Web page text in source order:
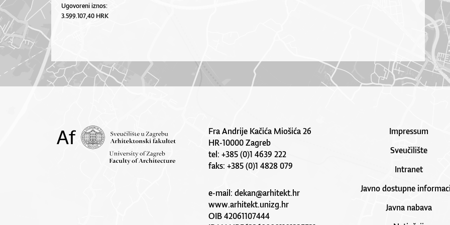
Ugovoreni iznos:
3.599.107,40 HRK
Fra Andrije Kačića Miošića 26
HR-10000 Zagreb
tel: +385 (0)1 4639 222
faks: +385 (0)1 4828 079
e-mail:dekan@arhitekt.hr
www.arhitekt.unizg.hr
OIB 42061107444
Impressum
Sveučilište
Intranet
Javno dostupne
Javna nabava